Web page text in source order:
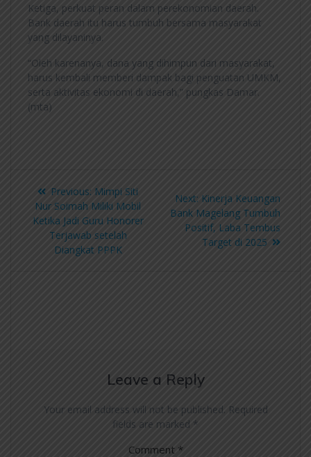
Ketiga, perkuat peran dalam perekonomian daerah.
Bank daerah itu harus tumbuh bersama masyarakat
yang dilayaninya.
“Oleh karenanya, dana yang dihimpun dari masyarakat,
harus kembali memberi dampak bagi penguatan UMKM,
serta aktivitas ekonomi di daerah,” pungkas Damar.
(mta)
Previous: Mimpi Siti
Nur Soimah Miliki Mobil
Ketika Jadi Guru Honorer
Terjawab setelah
Diangkat PPPK
Next: Kinerja Keuangan
Bank Magelang Tumbuh
Positif, Laba Tembus
Target di 2025
Leave a Reply
Your email address will not be published. Required
fields are marked *
Comment *